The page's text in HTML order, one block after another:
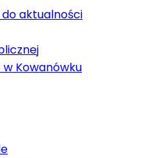
do aktualności
w Kowanówku